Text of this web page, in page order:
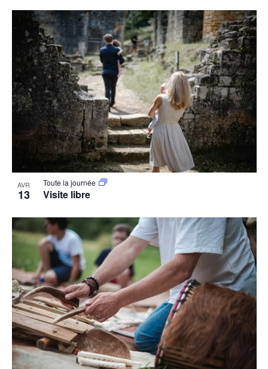
AVR
13 Visite libre
Toute la journée